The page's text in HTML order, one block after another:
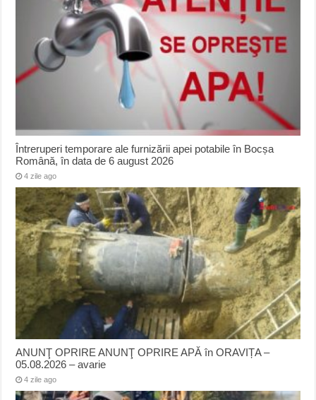
Întreruperi temporare ale furnizării apei potabile în Bocșa
Română, în data de 6 august 2026
4 zile ago
ANUNŢ OPRIRE ANUNŢ OPRIRE APĂ în ORAVIȚA –
05.08.2026 – avarie
4 zile ago